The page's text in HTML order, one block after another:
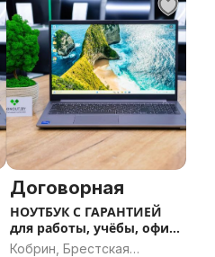
Договорная
НОУТБУК С ГАРАНТИЕЙ
для работы, учёбы, офиса
и игр
Кобрин, Брестская